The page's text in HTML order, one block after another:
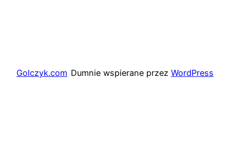
Golczyk.com Dumnie wspierane przez WordPress